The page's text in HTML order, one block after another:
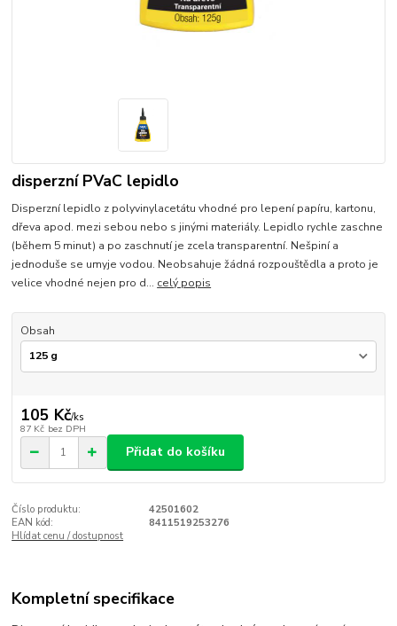
disperzní PVaC lepidlo
Disperzní lepidlo z polyvinylacetátu vhodné pro lepení papíru, kartonu,
dřeva apod. mezi sebou nebo s jinými materiály. Lepidlo rychle zaschne
(během 5 minut) a po zaschnutí je zcela transparentní. Nešpiní a
jednoduše se umyje vodou. Neobsahuje žádná rozpouštědla a proto je
velice vhodné nejen pro d... celý popis
Obsah
105 Kč/ks
87 Kč bez DPH
Přidat do košíku
Číslo produktu:
42501602
EAN kód:
8411519253276
Hlídat cenu / dostupnost
Kompletní specifikace